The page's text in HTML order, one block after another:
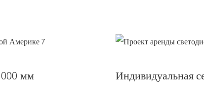
мм Индивидуальная